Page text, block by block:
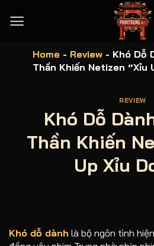
qua
Home - Review - Khó Dỗ
Thần Khiến Netizen “Xỉu
REVIEW
Khó Dỗ
Thần Khiến
Up Xỉu
Khó dỗ dành là bộ ngôn tình